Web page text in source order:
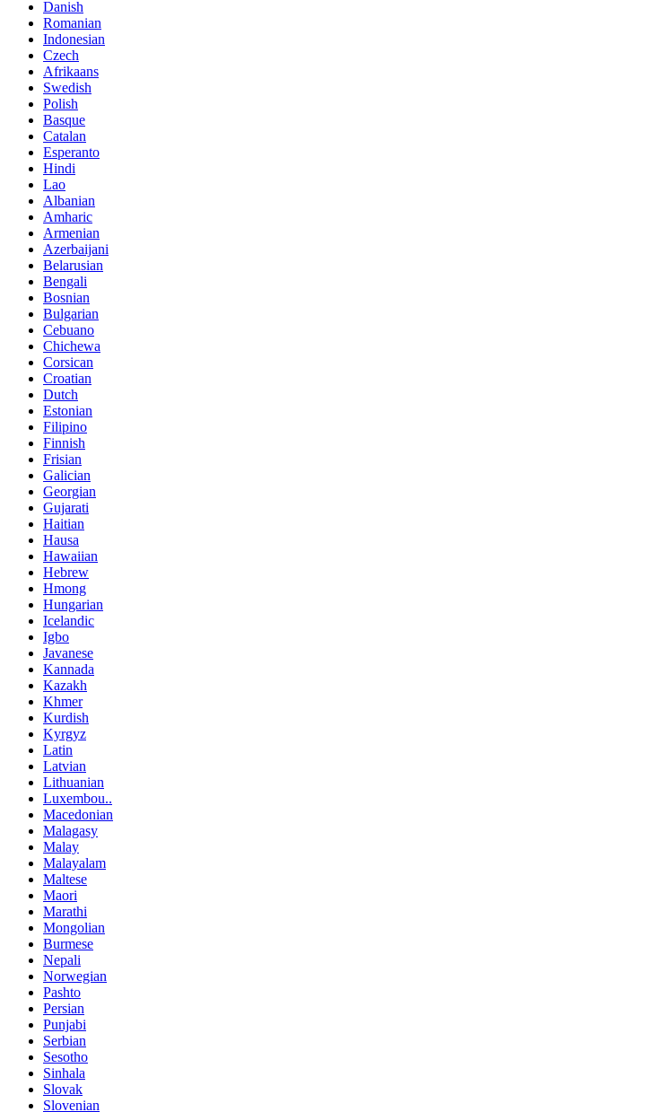
Danish
Romanian
Indonesian
Czech
Afrikaans
Swedish
Polish
Basque
Catalan
Esperanto
Hindi
Lao
Albanian
Amharic
Armenian
Azerbaijani
Belarusian
Bengali
Bosnian
Bulgarian
Cebuano
Chichewa
Corsican
Croatian
Dutch
Estonian
Filipino
Finnish
Frisian
Galician
Georgian
Gujarati
Haitian
Hausa
Hawaiian
Hebrew
Hmong
Hungarian
Icelandic
Igbo
Javanese
Kannada
Kazakh
Khmer
Kurdish
Kyrgyz
Latin
Latvian
Lithuanian
Luxembou..
Macedonian
Malagasy
Malay
Malayalam
Maltese
Maori
Marathi
Mongolian
Burmese
Nepali
Norwegian
Pashto
Persian
Punjabi
Serbian
Sesotho
Sinhala
Slovak
Slovenian